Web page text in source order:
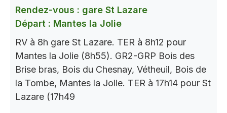
Rendez-vous : gare St Lazare
Départ : Mantes la Jolie
RV à 8h gare St Lazare. TER à 8h12 pour
Mantes la Jolie (8h55). GR2-GRP Bois des
Brise bras, Bois du Chesnay, Vétheuil, Bois de
la Tombe, Mantes la Jolie. TER à 17h14 pour St
Lazare (17h49